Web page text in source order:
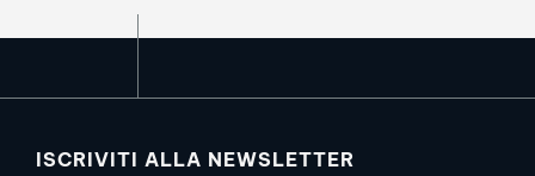
ISCRIVITI ALLA NEWSLETTER